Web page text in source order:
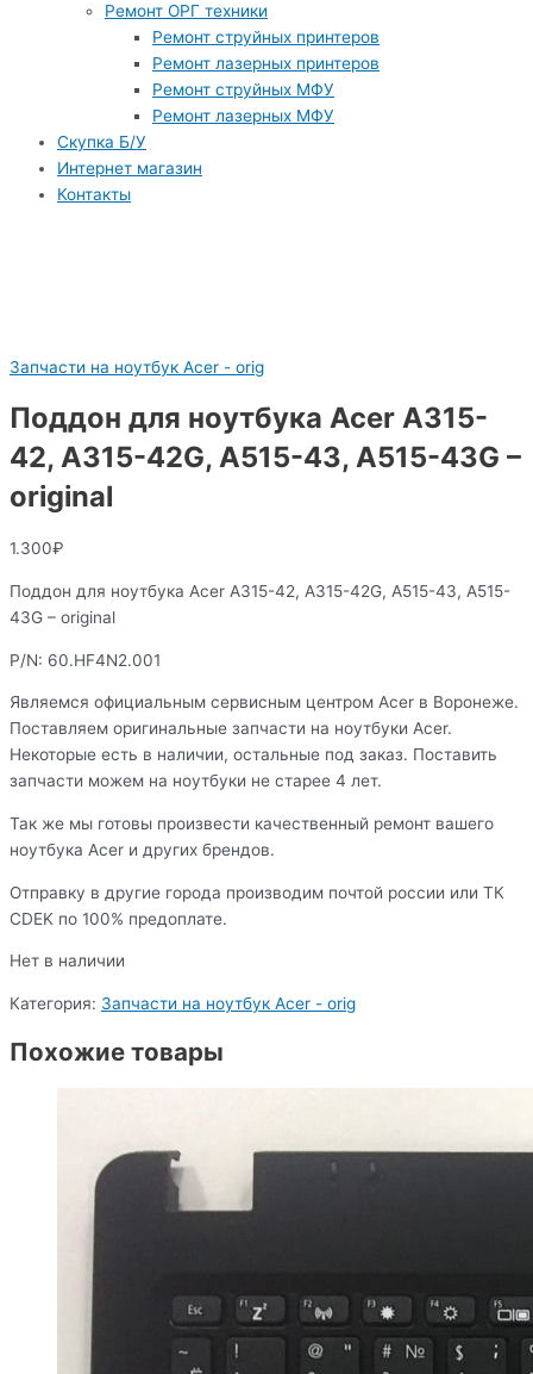
Ремонт ОРГ техники
Ремонт струйных принтеров
Ремонт лазерных принтеров
Ремонт струйных МФУ
Ремонт лазерных МФУ
Скупка Б/У
Интернет магазин
Контакты
Запчасти на ноутбук Acer - orig
Поддон для ноутбука Acer A315-
42, A315-42G, A515-43, A515-43G –
original
1.300₽
Поддон для ноутбука Acer A315-42, A315-42G, A515-43, A515-
43G – original
P/N: 60.HF4N2.001
Являемся официальным сервисным центром Acer в Воронеже.
Поставляем оригинальные запчасти на ноутбуки Acer.
Некоторые есть в наличии, остальные под заказ. Поставить
запчасти можем на ноутбуки не старее 4 лет.
Так же мы готовы произвести качественный ремонт вашего
ноутбука Acer и других брендов.
Отправку в другие города производим почтой россии или ТК
CDEK по 100% предоплате.
Нет в наличии
Категория: Запчасти на ноутбук Acer - orig
Похожие товары